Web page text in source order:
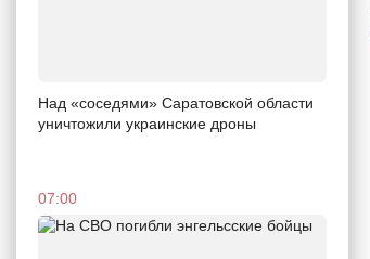
Над «соседями» Саратовской области
уничтожили украинские дроны
07:00